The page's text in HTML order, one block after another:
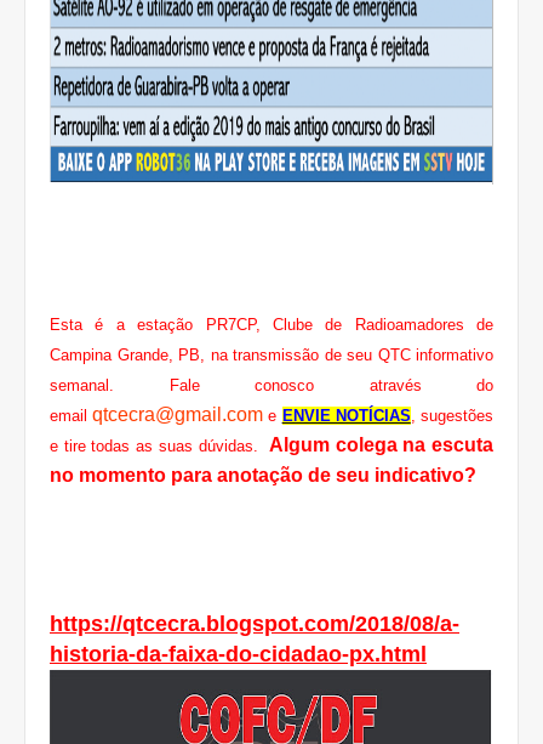
Esta é a estação PR7CP, Clube de Radioamadores de
Campina Grande, PB, na transmissão de seu QTC informativo
semanal. Fale conosco através do
emailqtcecra@gmail.com e ENVIE NOTÍCIAS , sugestões
e tire todas as suas dúvidas.
Algum colega na escuta
no momento para anotação de seu indicativo?
https://qtcecra.blogspot.com/2018/08/a-
historia-da-faixa-do-cidadao-px.html